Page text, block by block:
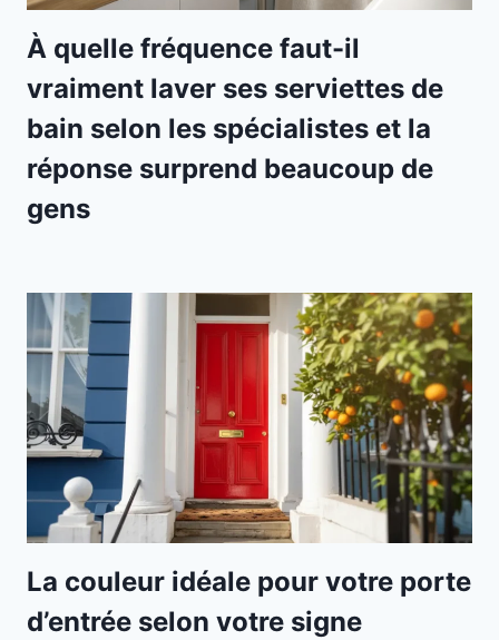
À quelle fréquence faut-il
vraiment laver ses serviettes de
bain selon les spécialistes et la
réponse surprend beaucoup de
gens
La couleur idéale pour votre porte
d’entrée selon votre signe